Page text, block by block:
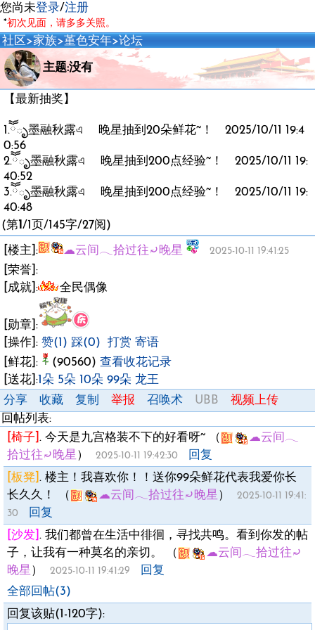
您尚未登录/注册
*初次见面，请多多关照。
社区 >家族>堇色安年>论坛
主题:没有
【最新抽奖】
1.ོོృ墨融秋露এ 晚星抽到20朵鲜花~！ 2025/10/11 19:4
0:56
2.ོོృ墨融秋露এ 晚星抽到200点经验~！ 2025/10/11 19:
40:52
3.ོོృ墨融秋露এ 晚星抽到200点经验~！ 2025/10/11 19:
40:48
(第1 /1页/145字/27阅)
[楼主]: ☁︎云间𓂃拾过往⤾晚星 2025-10-11 19:41:25
[荣誉]:
[成就]:
全民偶像
[勋章]:
[操作]: 赞(1) 踩(0) 打赏 寄语
[鲜花]:
(90560) 查看收花记录
[送花]:1朵 5朵 10朵 99朵 龙王
分享
收藏 复制 举报 召唤术 UBB
视频上传
回帖列表:
[椅子] . 今天是九宫格装不下的好看呀~ （
☁︎云间𓂃
拾过往⤾晚星 ） 2025-10-11 19:42:30
回复
[板凳] . 楼主！我喜欢你！！送你99朵鲜花代表我爱你长
长久久！
（ ☁︎云间𓂃拾过往⤾晚星 ）
2025-10-11 19:41:
30
回复
[沙发] . 我们都曾在生活中徘徊，寻找共鸣。看到你发的帖
子，让我有一种莫名的亲切。
（
☁︎云间𓂃拾过往⤾
晚星 ） 2025-10-11 19:41:29
回复
全部回帖(3)
回复该贴(1-120字):